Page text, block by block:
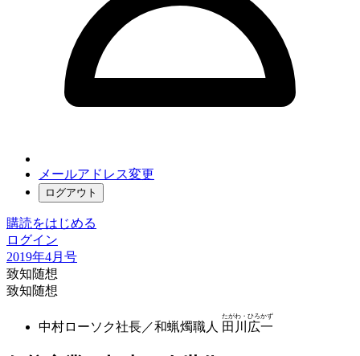
メールアドレス変更
ログアウト
購読をはじめる
ログイン
2019年4月号
致知随想
致知随想
中村ローソク社長／和蝋燭職人 田川広一
たがわ・ひろかず